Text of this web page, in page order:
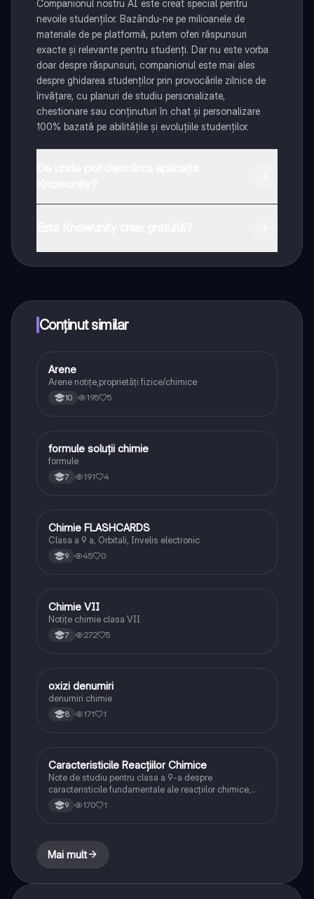
Companionul nostru AI este creat special pentru
nevoile studenților. Bazându-ne pe milioanele de
materiale de pe platformă, putem oferi răspunsuri
exacte și relevante pentru studenți. Dar nu este vorba
doar despre răspunsuri, companionul este mai ales
despre ghidarea studenților prin provocările zilnice de
învățare, cu planuri de studiu personalizate,
chestionare sau conținuturi în chat și personalizare
100% bazată pe abilitățile și evoluțiile studenților.
Conținut similar
Chimie
Arene
Arene notițe,proprietăți fizice/chimice
10 195 5
Chimie
formule soluții chimie
formule
7 191 4
Chimie
Chimie FLASHCARDS
Clasa a 9 a, Orbitali, Invelis electronic
9 45 0
Chimie
Chimie VII
Notițe chimie clasa VII
7 272 5
Chimie
oxizi denumiri
denumiri chimie
8 171 1
Chimie
Caracteristicile Reacțiilor Chimice
Note de studiu pentru clasa a 9-a despre
caracteristicile fundamentale ale reacțiilor chimice,
incluzând transformările de substanțe, conservarea
masei, schimburile energetice și reversibilitatea
9 170 1
Mai mult